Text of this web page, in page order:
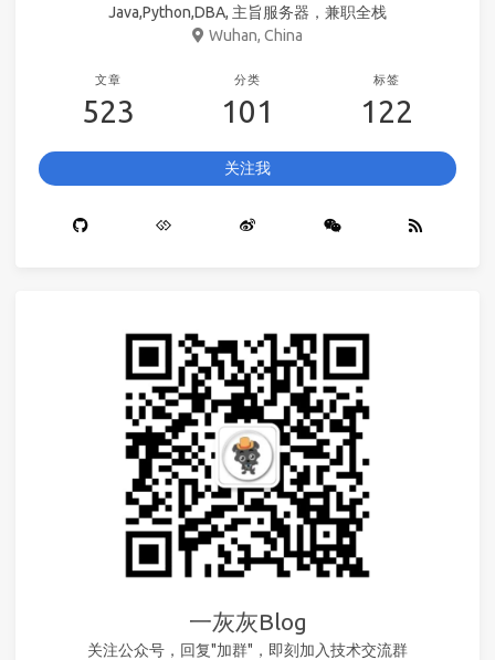
Java,Python,DBA, 主旨服务器，兼职全栈
Wuhan, China
文章
523
分类
101
标签
122
关注我
一灰灰Blog
关注公众号，回复"加群"，即刻加入技术交流群